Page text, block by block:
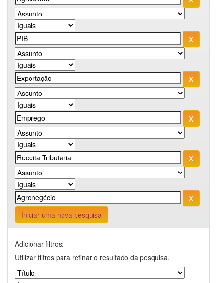
Iniciar uma nova pesquisa
Adicionar filtros:
Utilizar filtros para refinar o resultado da pesquisa.